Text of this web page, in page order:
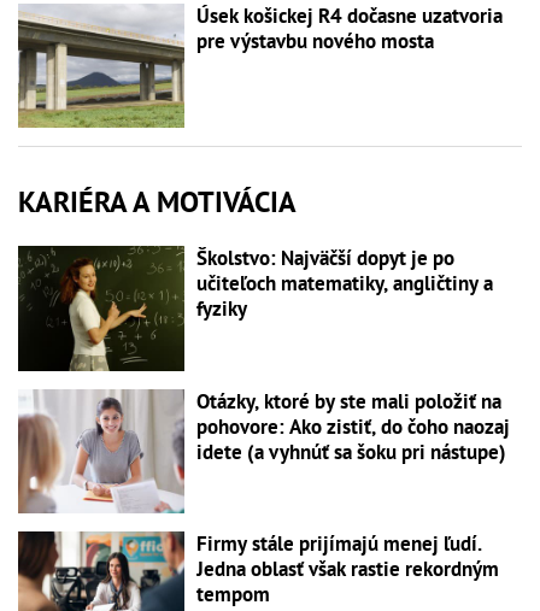
Úsek košickej R4 dočasne uzatvoria
pre výstavbu nového mosta
KARIÉRA A MOTIVÁCIA
Školstvo: Najväčší dopyt je po
učiteľoch matematiky, angličtiny a
fyziky
Otázky, ktoré by ste mali položiť na
pohovore: Ako zistiť, do čoho naozaj
idete (a vyhnúť sa šoku pri nástupe)
Firmy stále prijímajú menej ľudí.
Jedna oblasť však rastie rekordným
tempom